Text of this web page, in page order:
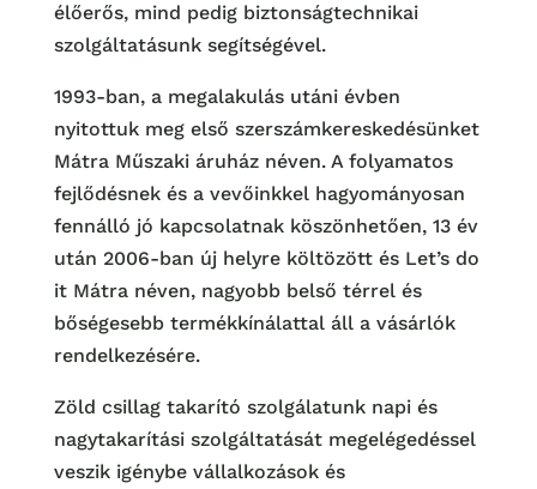
élőerős, mind pedig biztonságtechnikai
szolgáltatásunk segítségével.
1993-ban, a megalakulás utáni évben
nyitottuk meg első szerszámkereskedésünket
Mátra Műszaki áruház néven. A folyamatos
fejlődésnek és a vevőinkkel hagyományosan
fennálló jó kapcsolatnak köszönhetően, 13 év
után 2006-ban új helyre költözött és Let’s do
it Mátra néven, nagyobb belső térrel és
bőségesebb termékkínálattal áll a vásárlók
rendelkezésére.
Zöld csillag takarító szolgálatunk napi és
nagytakarítási szolgáltatását megelégedéssel
veszik igénybe vállalkozások és